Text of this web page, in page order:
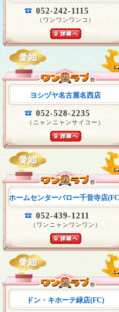
052-242-1115
（ワンワンワンコ）
ヨシヅヤ名古屋名西店
052-528-2235
（ニャンニャンサイコー）
ホームセンターバロー千音寺店
052-439-1211
（ワンニャンワンワン）
ドン・キホーテ緑店(FC)